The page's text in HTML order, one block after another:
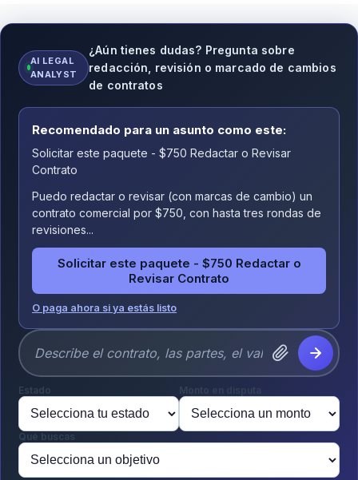
AI LEGAL
ANALYST
¿Aún tienes dudas? Pregunta sobre
redacción, revisión o marcado de cambios
de contratos
Recomendado para un asunto como este:
Solicitar este paquete - $750 Redactar o Revisar
Contrato
Puedo redactar o revisar (con marcas de cambio) un
contrato comercial por $750, con hasta tres rondas de
revisiones...
Solicitar este paquete - $750 Redactar o
Revisar Contrato
O paga ahora si ya estás listo
Estado Monto en disputa
Qué buscas